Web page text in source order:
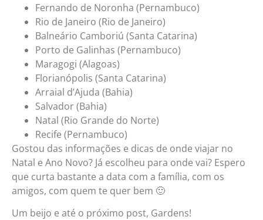
Fernando de Noronha (Pernambuco)
Rio de Janeiro (Rio de Janeiro)
Balneário Camboriú (Santa Catarina)
Porto de Galinhas (Pernambuco)
Maragogi (Alagoas)
Florianópolis (Santa Catarina)
Arraial d’Ajuda (Bahia)
Salvador (Bahia)
Natal (Rio Grande do Norte)
Recife (Pernambuco)
Gostou das informações e dicas de onde viajar no
Natal e Ano Novo? Já escolheu para onde vai? Espero
que curta bastante a data com a família, com os
amigos, com quem te quer bem 🙂
Um beijo e até o próximo post, Gardens!